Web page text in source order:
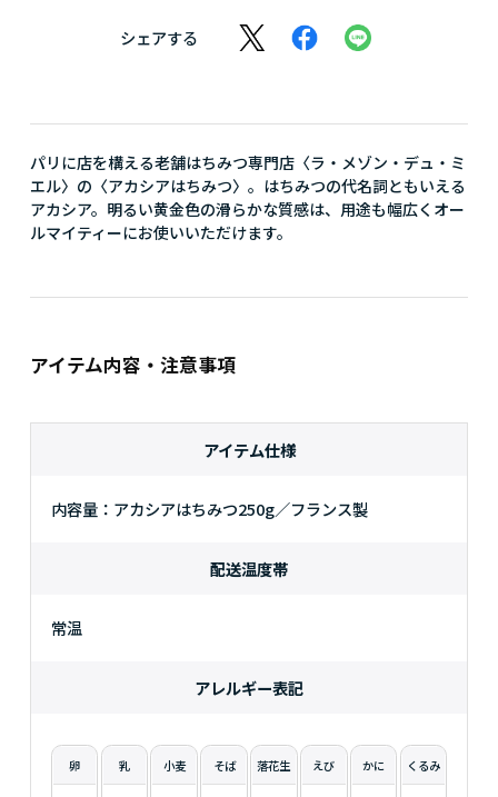
シェアする
パリに店を構える老舗はちみつ専門店〈ラ・メゾン・デュ・ミ
エル〉の〈アカシアはちみつ〉。はちみつの代名詞ともいえる
アカシア。明るい黄金色の滑らかな質感は、用途も幅広くオー
ルマイティーにお使いいただけます。
アイテム内容・注意事項
アイテム仕様
内容量：アカシアはちみつ250g／フランス製
配送温度帯
常温
アレルギー表記
卵 乳 小麦 そば 落花生 えび かに くるみ